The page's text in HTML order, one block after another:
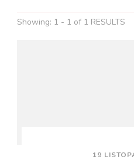
Showing: 1 - 1 of 1 RESULTS
19